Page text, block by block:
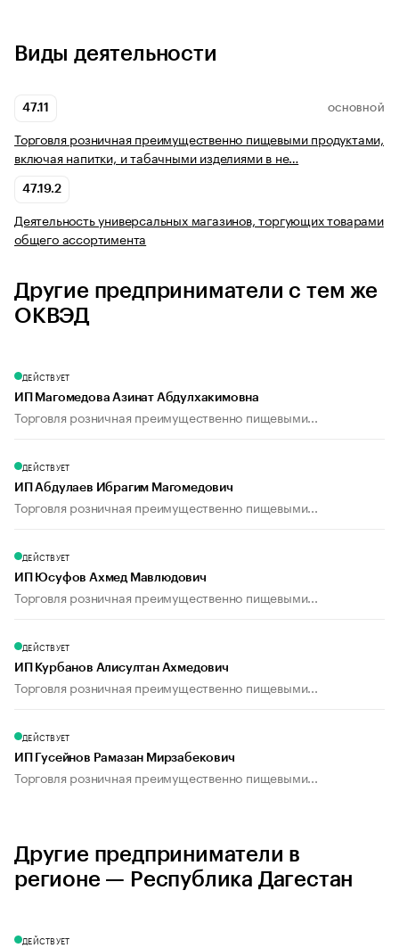
Виды деятельности
47.11 ОСНОВНОЙ
Торговля розничная преимущественно пищевыми продуктами,
включая напитки, и табачными изделиями в не…
47.19.2
Деятельность универсальных магазинов, торгующих товарами
общего ассортимента
Другие предприниматели с тем же
ОКВЭД
ДЕЙСТВУЕТ
ИП Магомедова Азинат Абдулхакимовна
Торговля розничная преимущественно пищевыми...
ДЕЙСТВУЕТ
ИП Абдулаев Ибрагим Магомедович
Торговля розничная преимущественно пищевыми...
ДЕЙСТВУЕТ
ИП Юсуфов Ахмед Мавлюдович
Торговля розничная преимущественно пищевыми...
ДЕЙСТВУЕТ
ИП Курбанов Алисултан Ахмедович
Торговля розничная преимущественно пищевыми...
ДЕЙСТВУЕТ
ИП Гусейнов Рамазан Мирзабекович
Торговля розничная преимущественно пищевыми...
Другие предприниматели в
регионе — Республика Дагестан
ДЕЙСТВУЕТ